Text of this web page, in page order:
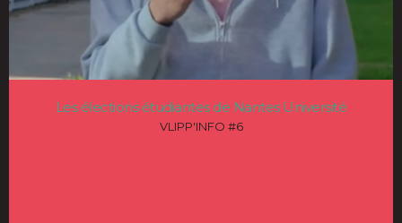
Les élections étudiantes de Nantes Université
VLIPP'INFO #6